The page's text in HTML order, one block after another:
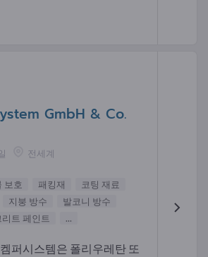
GmbH & Co.
전세계
보호 패킹재
코팅 재료
지붕 방수
발코니 방수
리트 페인트 ...
퍼시스템은 폴리우레탄 또